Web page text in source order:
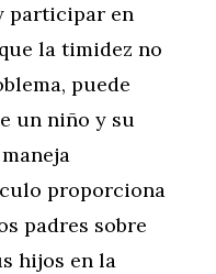
participar en
la timidez no
puede
un niño y su
proporciona
padres sobre
hijos en la